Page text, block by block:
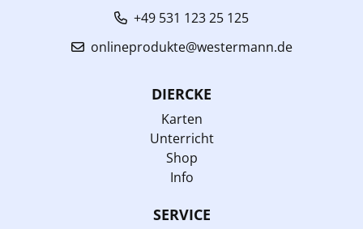
+49 531 123 25 125
onlineprodukte@westermann.de
DIERCKE
Karten
Unterricht
Shop
Info
SERVICE